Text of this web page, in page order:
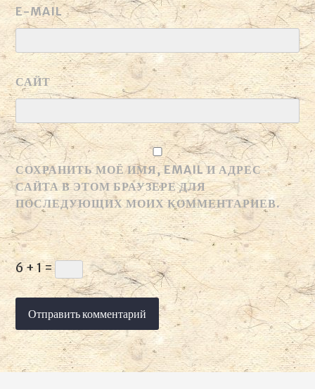
E-MAIL
САЙТ
СОХРАНИТЬ МОЁ ИМЯ, EMAIL И АДРЕС
САЙТА В ЭТОМ БРАУЗЕРЕ ДЛЯ
ПОСЛЕДУЮЩИХ МОИХ КОММЕНТАРИЕВ.
6 + 1 =